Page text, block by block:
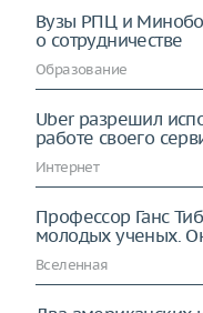
Вузы РПЦ и
о сотрудничестве
Образование
Uber разрешил
работе своего
Интернет
Профессор Ганс
молодых ученых.
Вселенная